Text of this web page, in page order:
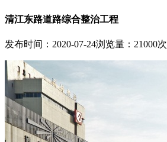
清江东路道路综合整治工程
发布时间：2020-07-24浏览量：21000次